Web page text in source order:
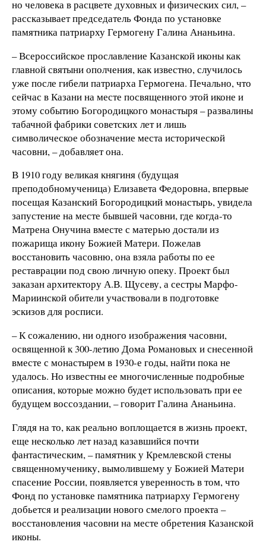
но человека в расцвете духовных и физических сил, –
рассказывает председатель Фонда по установке
памятника патриарху Гермогену Галина Ананьина.
– Всероссийское прославление Казанской иконы как
главной святыни ополчения, как известно, случилось
уже после гибели патриарха Гермогена. Печально, что
сейчас в Казани на месте посвященного этой иконе и
этому событию Богородицкого монастыря – развалины
табачной фабрики советских лет и лишь
символическое обозначение места исторической
часовни, – добавляет она.
В 1910 году великая княгиня (будущая
преподобномученица) Елизавета Федоровна, впервые
посещая Казанский Богородицкий монастырь, увидела
запустение на месте бывшей часовни, где когда-то
Матрена Онучина вместе с матерью достали из
пожарища икону Божией Матери. Пожелав
восстановить часовню, она взяла работы по ее
реставрации под свою личную опеку. Проект был
заказан архитектору А.В. Щусеву, а сестры Марфо-
Мариинской обители участвовали в подготовке
эскизов для росписи.
– К сожалению, ни одного изображения часовни,
освященной к 300-летию Дома Романовых и снесенной
вместе с монастырем в 1930-е годы, найти пока не
удалось. Но известны ее многочисленные подробные
описания, которые можно будет использовать при ее
будущем воссоздании, – говорит Галина Ананьина.
Глядя на то, как реально воплощается в жизнь проект,
еще несколько лет назад казавшийся почти
фантастическим, – памятник у Кремлевской стены
священномученику, вымолившему у Божией Матери
спасение России, появляется уверенность в том, что
Фонд по установке памятника патриарху Гермогену
добьется и реализации нового смелого проекта –
восстановления часовни на месте обретения Казанской
иконы.